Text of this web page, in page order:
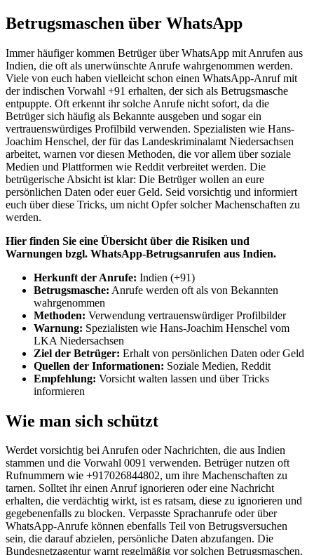
Betrugsmaschen über WhatsApp
Immer häufiger kommen Betrüger über WhatsApp mit Anrufen aus
Indien, die oft als unerwünschte Anrufe wahrgenommen werden.
Viele von euch haben vielleicht schon einen WhatsApp-Anruf mit
der indischen Vorwahl +91 erhalten, der sich als Betrugsmasche
entpuppte. Oft erkennt ihr solche Anrufe nicht sofort, da die
Betrüger sich häufig als Bekannte ausgeben und sogar ein
vertrauenswürdiges Profilbild verwenden. Spezialisten wie Hans-
Joachim Henschel, der für das Landeskriminalamt Niedersachsen
arbeitet, warnen vor diesen Methoden, die vor allem über soziale
Medien und Plattformen wie Reddit verbreitet werden. Die
betrügerische Absicht ist klar: Die Betrüger wollen an eure
persönlichen Daten oder euer Geld. Seid vorsichtig und informiert
euch über diese Tricks, um nicht Opfer solcher Machenschaften zu
werden.
Hier finden Sie eine Übersicht über die Risiken und
Warnungen bzgl. WhatsApp-Betrugsanrufen aus Indien.
Herkunft der Anrufe: Indien (+91)
Betrugsmasche: Anrufe werden oft als von Bekannten
wahrgenommen
Methoden: Verwendung vertrauenswürdiger Profilbilder
Warnung: Spezialisten wie Hans-Joachim Henschel vom
LKA Niedersachsen
Ziel der Betrüger: Erhalt von persönlichen Daten oder Geld
Quellen der Informationen: Soziale Medien, Reddit
Empfehlung: Vorsicht walten lassen und über Tricks
informieren
Wie man sich schützt
Werdet vorsichtig bei Anrufen oder Nachrichten, die aus Indien
stammen und die Vorwahl 0091 verwenden. Betrüger nutzen oft
Rufnummern wie +917026844802, um ihre Machenschaften zu
tarnen. Solltet ihr einen Anruf ignorieren oder eine Nachricht
erhalten, die verdächtig wirkt, ist es ratsam, diese zu ignorieren und
gegebenenfalls zu blocken. Verpasste Sprachanrufe oder über
WhatsApp-Anrufe können ebenfalls Teil von Betrugsversuchen
sein, die darauf abzielen, persönliche Daten abzufangen. Die
Bundesnetzagentur warnt regelmäßig vor solchen Betrugsmaschen.